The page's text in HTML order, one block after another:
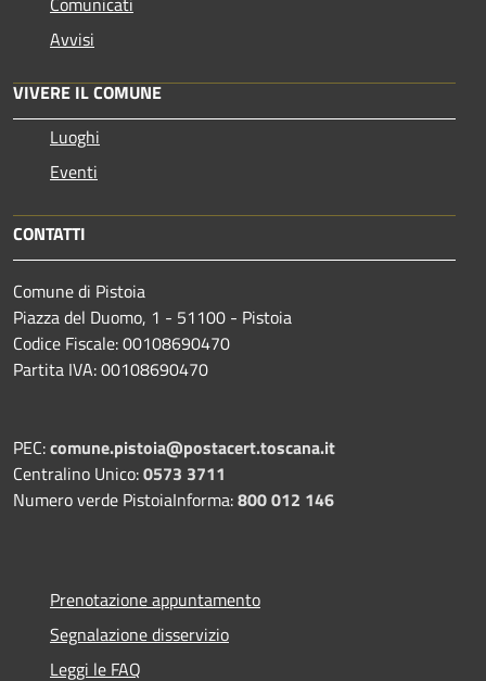
Avvisi
VIVERE IL COMUNE
Luoghi
Eventi
CONTATTI
Comune di Pistoia
Piazza del Duomo, 1 - 51100 - Pistoia
Codice Fiscale: 00108690470
Partita IVA: 00108690470
PEC:comune.pistoia@postacert.toscana.it
Centralino Unico:0573 3711
Numero verde PistoiaInforma:800 012 146
Prenotazione appuntamento
Segnalazione disservizio
Leggi le FAQ